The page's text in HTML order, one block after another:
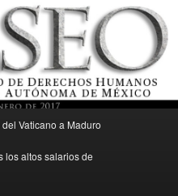
Vaticano a Maduro
los altos salarios de